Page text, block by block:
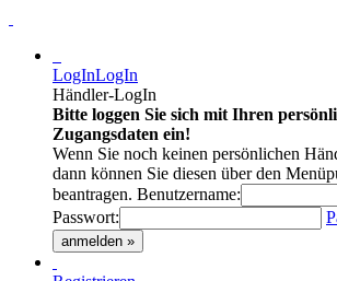
LogInLogIn
Händler-LogIn
Bitte loggen Sie sich mit Ihren
Zugangsdaten ein!
Wenn Sie noch keinen persönlichen
dann können Sie diesen über den
beantragen. Benutzername:
Passwort:
anmelden »